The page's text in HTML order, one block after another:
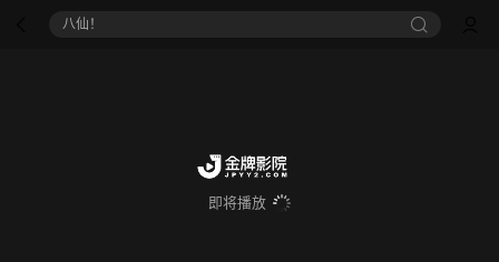
八仙！
即将播放